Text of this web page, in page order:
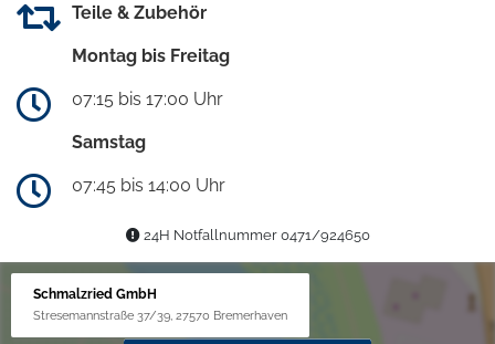
Teile & Zubehör
Montag bis Freitag
07:15 bis 17:00 Uhr
Samstag
07:45 bis 14:00 Uhr
24H Notfallnummer 0471/924650
Schmalzried GmbH
Stresemannstraße 37/39, 27570 Bremerhaven